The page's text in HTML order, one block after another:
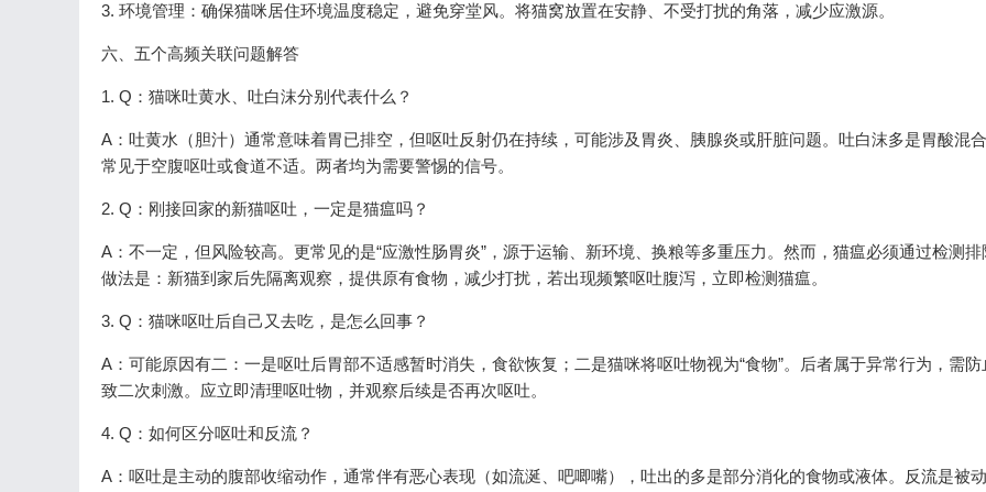
3. 环境管理：确保猫咪居住环境温度稳定，避免穿堂风。将猫窝放置在安静、不受打扰的角落，减少应激源。
六、五个高频关联问题解答
1. Q：猫咪吐黄水、吐白沫分别代表什么？
A：吐黄水（胆汁）通常意味着胃已排空，但呕吐反射仍在持续，可能涉及胃炎、胰腺炎或肝脏问题。吐白沫多是胃酸混
常见于空腹呕吐或食道不适。两者均为需要警惕的信号。
2. Q：刚接回家的新猫呕吐，一定是猫瘟吗？
A：不一定，但风险较高。更常见的是“应激性肠胃炎”，源于运输、新环境、换粮等多重压力。然而，猫瘟必须通过检测
做法是：新猫到家后先隔离观察，提供原有食物，减少打扰，若出现频繁呕吐腹泻，立即检测猫瘟。
3. Q：猫咪呕吐后自己又去吃，是怎么回事？
A：可能原因有二：一是呕吐后胃部不适感暂时消失，食欲恢复；二是猫咪将呕吐物视为“食物”。后者属于异常行为，需
致二次刺激。应立即清理呕吐物，并观察后续是否再次呕吐。
4. Q：如何区分呕吐和反流？
A：呕吐是主动的腹部收缩动作，通常伴有恶心表现（如流涎、吧唧嘴），吐出的多是部分消化的食物或液体。反流是被